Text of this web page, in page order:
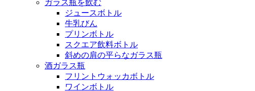
ガラス瓶を飲む
ジュースボトル
牛乳びん
プリンボトル
スクエア飲料ボトル
斜めの肩の平らなガラス瓶
酒ガラス瓶
フリントウォッカボトル
ワインボトル